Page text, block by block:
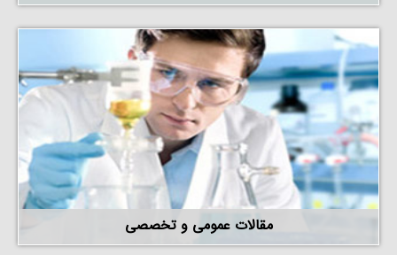
مقالات عمومی و تخصصی